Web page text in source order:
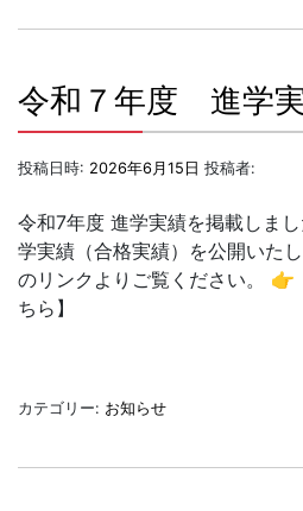
令和７年度 進学
投稿日時: 2026年6月15日 投稿者:
令和7年度 進学実績を掲載しま
学実績（合格実績）を公開いた
のリンクよりご覧ください。 👉
ちら】
カテゴリー: お知らせ